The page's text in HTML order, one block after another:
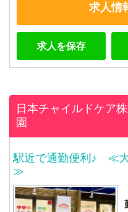
求人情
求人を保存
日本チャイルドケア
園
駅近で通勤便利♪ ≪大
≫